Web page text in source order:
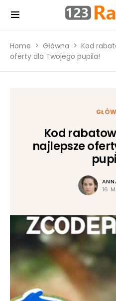
Home Główna
Kod
oferty dla Twojego pupila!
Kod
najlepsze
16